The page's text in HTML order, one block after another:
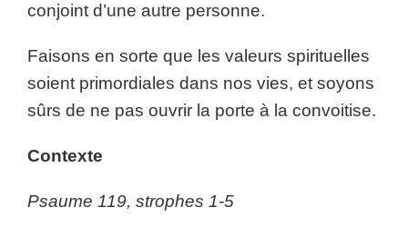
conjoint d’une autre personne.
Faisons en sorte que les valeurs spirituelles
soient primordiales dans nos vies, et soyons
sûrs de ne pas ouvrir la porte à la convoitise.
Contexte
Psaume 119, strophes 1-5